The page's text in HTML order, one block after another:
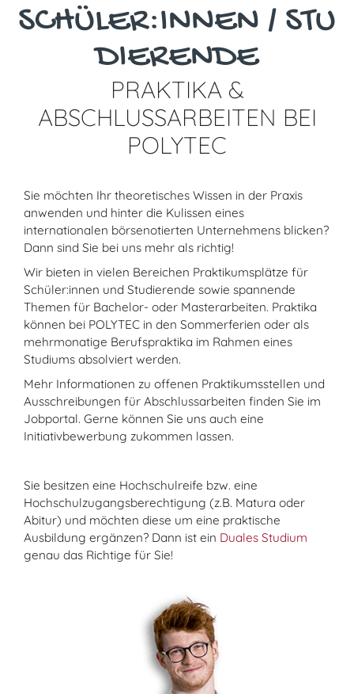
PRAKTIKA &
ABSCHLUSSARBEITEN BEI
POLYTEC
SCHÜLER:INNEN / STU
DIERENDE
Sie möchten Ihr theoretisches Wissen in der Praxis
anwenden und hinter die Kulissen eines
internationalen börsenotierten Unternehmens blicken?
​​​​​​​Dann sind Sie bei uns mehr als richtig!
Wir bieten in vielen Bereichen Praktikumsplätze für
Schüler:innen und Studierende sowie spannende
Themen für Bachelor- oder Masterarbeiten. Praktika
können bei POLYTEC in den Sommerferien oder als
mehrmonatige Berufspraktika im Rahmen eines
Studiums absolviert werden.
Mehr Informationen zu offenen Praktikumsstellen und
Ausschreibungen für Abschlussarbeiten finden Sie im
Jobportal. Gerne können Sie uns auch eine
Initiativbewerbung zukommen lassen.
Sie besitzen eine Hochschulreife bzw. eine
Hochschulzugangsberechtigung (z.B. Matura oder
Abitur) und möchten diese um eine praktische
Ausbildung ergänzen? Dann ist ein Duales Studium
genau das Richtige für Sie!